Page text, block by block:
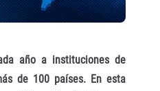
año a instituciones de
de 100 países. En esta